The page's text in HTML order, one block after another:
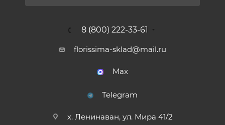
8 (800) 222-33-61
florissima-sklad@mail.ru
Max
Telegram
х. Ленинаван, ул. Мира 41/2